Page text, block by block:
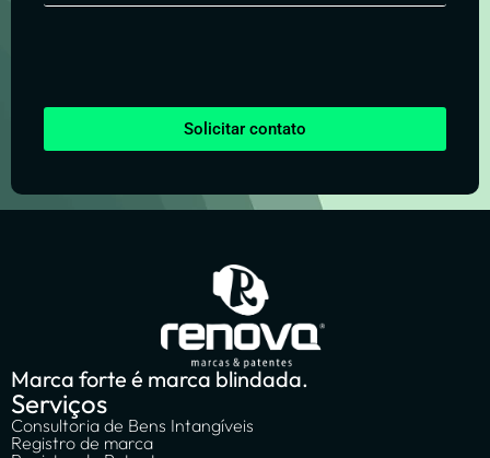
Solicitar contato
Marca forte é marca blindada.
Serviços
Consultoria de Bens Intangíveis
Registro de marca